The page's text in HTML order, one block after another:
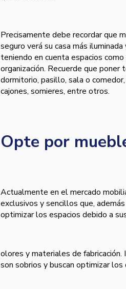
Precisamente debe recordar que
seguro verá su casa más
teniendo en cuenta espacios
organización. Recuerde que
dormitorio, pasillo, sala o
cajones, somieres, entre otros.
Opte por
Actualmente en el mercado
exclusivos y sencillos que,
optimizar los espacios debido a
olores y materiales de
son sobrios y buscan optimizar